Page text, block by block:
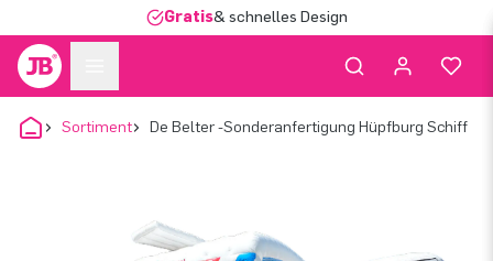
Gratis& schnelles Design
Sortiment De Belter -Sonderanfertigung Hüpfburg Schiff